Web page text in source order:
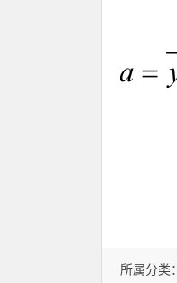
所属分类：